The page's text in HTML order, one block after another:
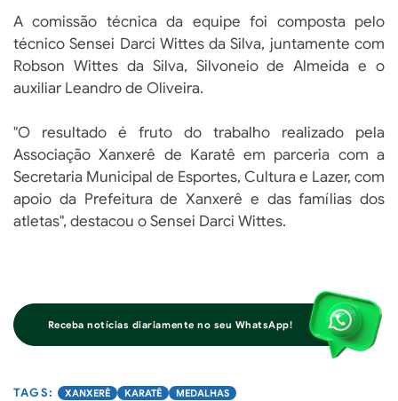
A comissão técnica da equipe foi composta pelo
técnico Sensei Darci Wittes da Silva, juntamente com
Robson Wittes da Silva, Silvoneio de Almeida e o
auxiliar Leandro de Oliveira.
"O resultado é fruto do trabalho realizado pela
Associação Xanxerê de Karatê em parceria com a
Secretaria Municipal de Esportes, Cultura e Lazer, com
apoio da Prefeitura de Xanxerê e das famílias dos
atletas", destacou o Sensei Darci Wittes.
Receba notícias diariamente no seu WhatsApp!
XANXERÊ KARATÊ MEDALHAS